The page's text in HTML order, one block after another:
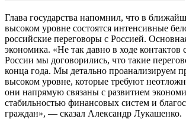
Глава государства напомнил, что в
высоком уровне состоятся интенсивные
российские переговоры с Россией.
экономика. «Не так давно в ходе контактов
России мы договорились, что такие
конца года. Мы детально проанализируем
высоком уровне, которые требуют
они напрямую связаны с развитием
стабильностью финансовых систем и
граждан», — сказал Александр Лукашенко.